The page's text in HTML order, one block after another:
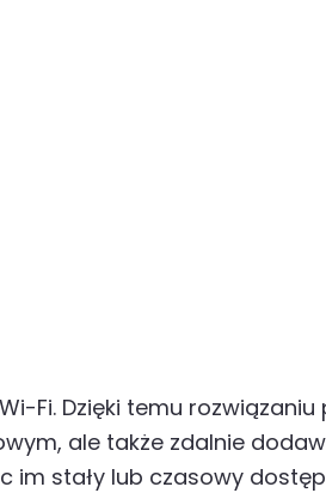
Fi. Dzięki temu
ale także zdalnie
im stały lub czasowy